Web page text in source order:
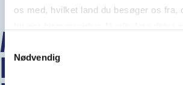
os med, hvilket land du besøger os fra,
markedsføring. Du bestemmer selv -
Samtykkevalg
Nødvendig
ANDRE